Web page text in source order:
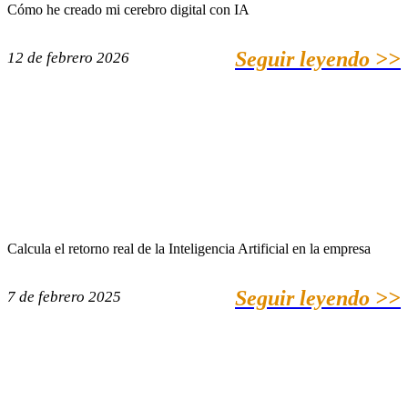
Cómo he creado mi cerebro digital con IA
12 de febrero 2026 Seguir leyendo >>
Calcula el retorno real de la Inteligencia Artificial en la empresa
7 de febrero 2025 Seguir leyendo >>